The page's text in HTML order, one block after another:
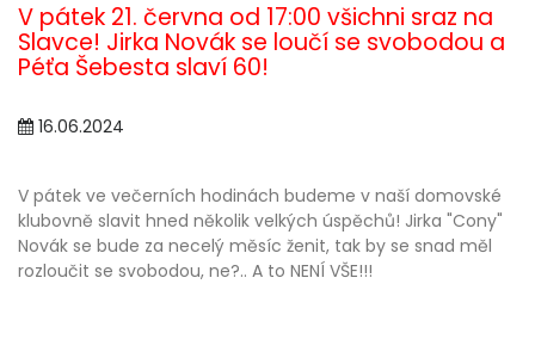
V pátek 21. června od 17:00 všichni sraz na
Slavce! Jirka Novák se loučí se svobodou a
Péťa Šebesta slaví 60!
16.06.2024
V pátek ve večerních hodinách budeme v naší domovské
klubovně slavit hned několik velkých úspěchů! Jirka "Cony"
Novák se bude za necelý měsíc ženit, tak by se snad měl
rozloučit se svobodou, ne?.. A to NENÍ VŠE!!!